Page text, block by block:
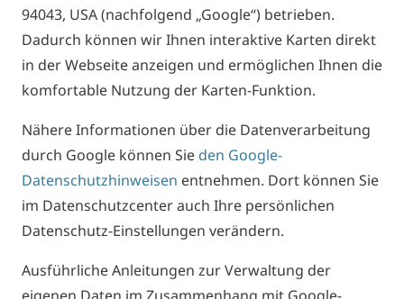
94043, USA (nachfolgend „Google“) betrieben.
Dadurch können wir Ihnen interaktive Karten direkt
in der Webseite anzeigen und ermöglichen Ihnen die
komfortable Nutzung der Karten-Funktion.
Nähere Informationen über die Datenverarbeitung
durch Google können Sie den Google-
Datenschutzhinweisen entnehmen. Dort können Sie
im Datenschutzcenter auch Ihre persönlichen
Datenschutz-Einstellungen verändern.
Ausführliche Anleitungen zur Verwaltung der